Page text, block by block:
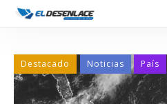
Destacado Noticias País